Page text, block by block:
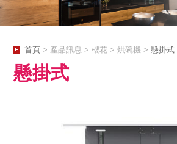
首頁 > 產品訊息 > 櫻花 > 烘碗機 >懸掛式
懸掛式